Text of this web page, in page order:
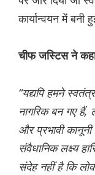
कार्यान्वयन में बनी
चीफ जस्टिस ने
“यद्यपि हमने
नागरिक बन गए हैं,
और प्रभावी
संवैधानिक लक्ष्य
संदेह नहीं है कि